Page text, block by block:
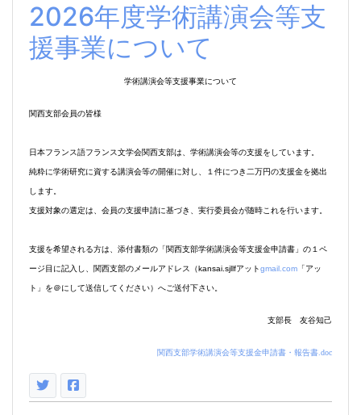
2026年度学術講演会等支
援事業について
学術講演会等支援事業について
関西支部会員の皆様
日本フランス語フランス文学会関西支部は、学術講演会等の支援をしています。
純粋に学術研究に資する講演会等の開催に対し、１件につき二万円の支援金を拠出
します。
支援対象の選定は、会員の支援申請に基づき、実行委員会が随時これを行います。
支援を希望される方は、添付書類の「関西支部学術講演会等支援金申請書」の１ペ
ージ目に記入し、関西支部のメールアドレス（kansai.sjllfアットgmail.com 「アッ
ト」を＠にして送信してください）へご送付下さい。
支部長 友谷知己
関西支部学術講演会等支援金申請書・報告書.doc